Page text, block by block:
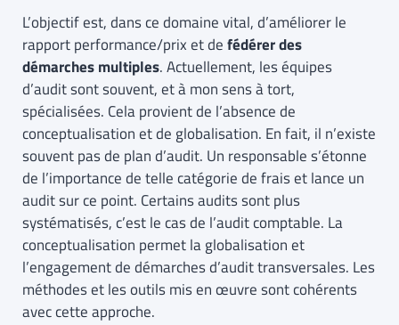
L’objectif est, dans ce domaine vital, d’améliorer le
rapport performance/prix et defédérer des
démarches multiples. Actuellement, les équipes
d’audit sont souvent, et à mon sens à tort,
spécialisées. Cela provient de l’absence de
conceptualisation et de globalisation. En fait, il n’existe
souvent pas de plan d’audit. Un responsable s’étonne
de l’importance de telle catégorie de frais et lance un
audit sur ce point. Certains audits sont plus
systématisés, c’est le cas de l’audit comptable. La
conceptualisation permet la globalisation et
l’engagement de démarches d’audit transversales. Les
méthodes et les outils mis en œuvre sont cohérents
avec cette approche.